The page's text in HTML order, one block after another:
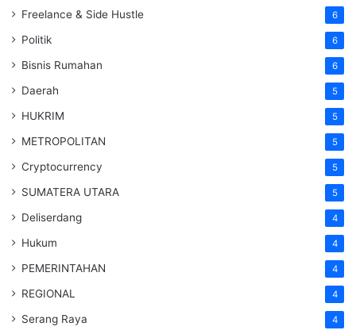
Freelance & Side Hustle 6
Politik 6
Bisnis Rumahan 6
Daerah 5
HUKRIM 5
METROPOLITAN 5
Cryptocurrency 5
SUMATERA UTARA 5
Deliserdang 4
Hukum 4
PEMERINTAHAN 4
REGIONAL 4
Serang Raya 4